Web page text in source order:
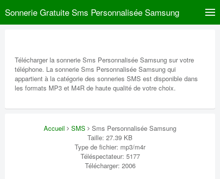
Sonnerie Gratuite Sms Personnalisée Samsung
Télécharger la sonnerie Sms Personnalisée Samsung sur votre
téléphone. La sonnerie Sms Personnalisée Samsung qui
appartient à la catégorie des sonneries SMS est disponible dans
les formats MP3 et M4R de haute qualité de votre choix.
Accueil SMS
Sms Personnalisée Samsung
Taille: 27.39 KB
Type de fichier: mp3/m4r
Téléspectateur: 5177
Télécharger: 2006